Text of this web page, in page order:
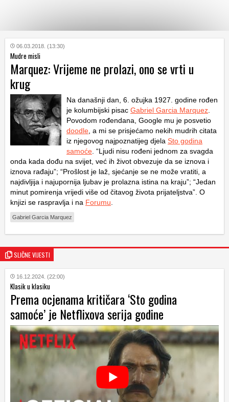
KATEGORIJE
HRVATSKI
WEB
06.03.2018. (13:30)
Mudre misli
Marquez: Vrijeme ne prolazi, ono se vrti u
krug
Na današnji dan, 6. ožujka 1927. godine rođen
je kolumbijski pisac Gabriel Garcia Marquez
Povodom rođendana, Google mu je posvetio
doodle , a mi se prisjećamo nekih mudrih citata
iz njegovog najpoznatijeg djela Sto godina
samoće . “Ljudi nisu rođeni jednom za svagda
onda kada dođu na svijet, već ih život obvezuje da se iznova i
iznova rađaju”; “Prošlost je laž, sjećanje se ne može vratiti, a
najdivljija i najupornija ljubav je prolazna istina na kraju”; “Jedan
minut pomirenja vrijedi više od čitavog života prijateljstva”. O
knjizi se raspravlja i na Forumu
Gabriel Garcia Marquez
SLIČNE VIJESTI
16.12.2024. (22:00)
Klasik u klasiku
Prema ocjenama kritičara ‘Sto godina
samoće’ je Netflixova serija godine